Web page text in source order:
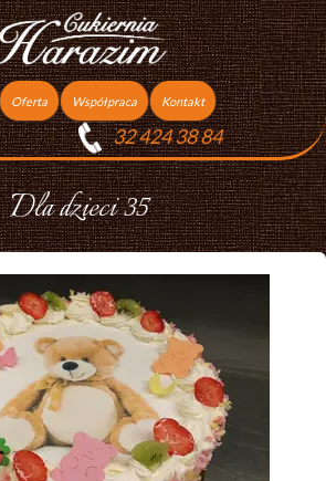
Dla dzieci 35
Oferta
Torty
Ciasta
Ciasteczka
Podziękowania dla gości
Współpraca
Praca
Kontakt
32 424 38 84